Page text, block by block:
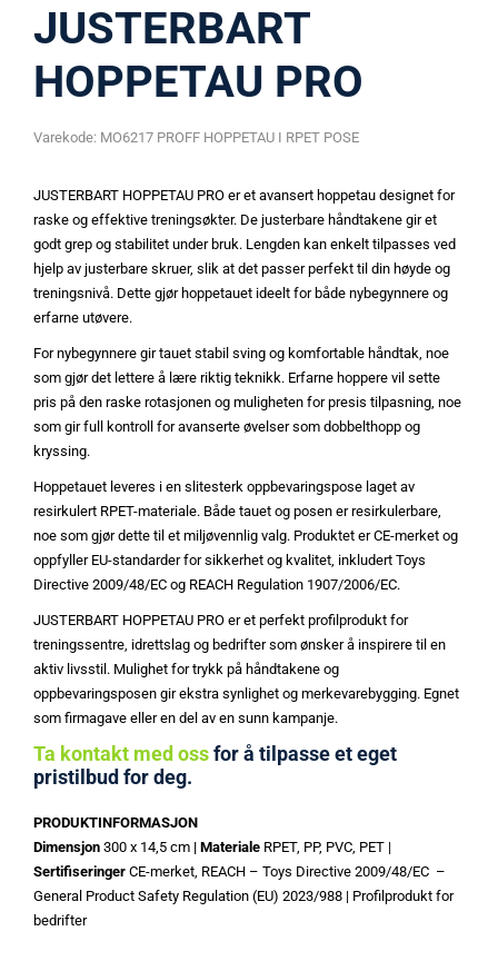
JUSTERBART
HOPPETAU PRO
Varekode: MO6217 PROFF HOPPETAU I RPET POSE
JUSTERBART HOPPETAU PRO er et avansert hoppetau designet for
raske og effektive treningsøkter. De justerbare håndtakene gir et
godt grep og stabilitet under bruk. Lengden kan enkelt tilpasses ved
hjelp av justerbare skruer, slik at det passer perfekt til din høyde og
treningsnivå. Dette gjør hoppetauet ideelt for både nybegynnere og
erfarne utøvere.
For nybegynnere gir tauet stabil sving og komfortable håndtak, noe
som gjør det lettere å lære riktig teknikk. Erfarne hoppere vil sette
pris på den raske rotasjonen og muligheten for presis tilpasning, noe
som gir full kontroll for avanserte øvelser som dobbelthopp og
kryssing.
Hoppetauet leveres i en slitesterk oppbevaringspose laget av
resirkulert RPET-materiale. Både tauet og posen er resirkulerbare,
noe som gjør dette til et miljøvennlig valg. Produktet er CE-merket og
oppfyller EU-standarder for sikkerhet og kvalitet, inkludert Toys
Directive 2009/48/EC og REACH Regulation 1907/2006/EC.
JUSTERBART HOPPETAU PRO er et perfekt profilprodukt for
treningssentre, idrettslag og bedrifter som ønsker å inspirere til en
aktiv livsstil. Mulighet for trykk på håndtakene og
oppbevaringsposen gir ekstra synlighet og merkevarebygging. Egnet
som firmagave eller en del av en sunn kampanje.
Ta kontakt med ossfor å tilpasse et eget
pristilbud for deg.
PRODUKTINFORMASJON
Dimensjon 300 x 14,5 cm | Materiale RPET, PP, PVC, PET |
Sertifiseringer CE-merket, REACH – Toys Directive 2009/48/EC –
General Product Safety Regulation (EU) 2023/988 | Profilprodukt for
bedrifter